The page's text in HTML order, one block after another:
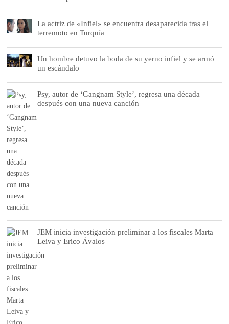
La actriz de «Infiel» se encuentra desaparecida tras el
terremoto en Turquía
Un hombre detuvo la boda de su yerno infiel y se armó
un escándalo
Psy, autor de ‘Gangnam Style’, regresa una década
después con una nueva canción
JEM inicia investigación preliminar a los fiscales Marta
Leiva y Erico Ávalos